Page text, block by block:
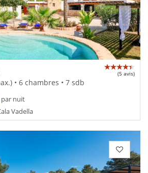
(5 avis)
• 6 chambres • 7 sdb
par nuit
Vadella